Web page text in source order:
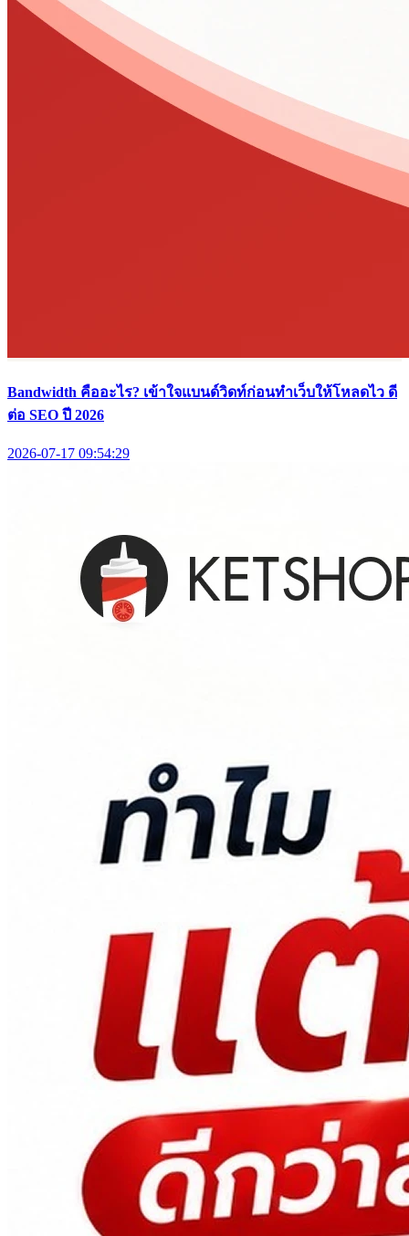
Bandwidth คืออะไร? เข้าใจแบนด์วิดท์ก่อนทำเว็บให้โหลดไว ดี
ต่อ SEO ปี 2026
2026-07-17 09:54:29